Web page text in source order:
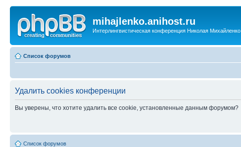
mihajlenko.anihost.ru
Интерлингвистическая конференция Николая Михайленко
Список форумов
Удалить cookies конференции
Вы уверены, что хотите удалить все cookie, установленные данным форумом?
Список форумов